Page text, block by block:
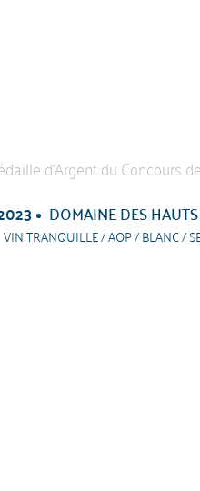
DOMAINE DES
VIN TRANQUILLE / AOP / BLANC /